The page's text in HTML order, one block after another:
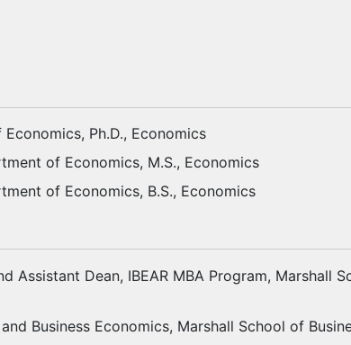
Ph.D., Economics
of Economics, M.S., Economics
of Economics, B.S., Economics
Assistant Dean, IBEAR MBA Program, Marshall
Business Economics, Marshall School of